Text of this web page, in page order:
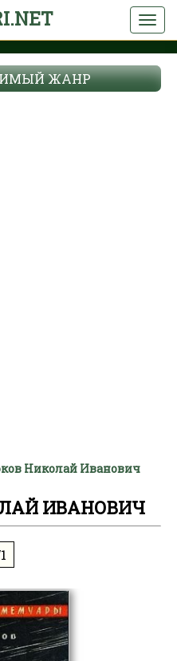
ЖАНР
Николай Иванович
ИВАНОВИЧ